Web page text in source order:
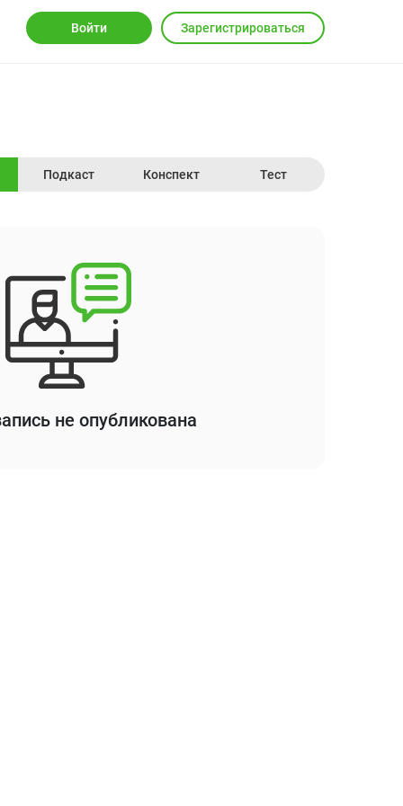
Войти Зарегистрироваться
Подкаст Конспект Тест
не опубликована